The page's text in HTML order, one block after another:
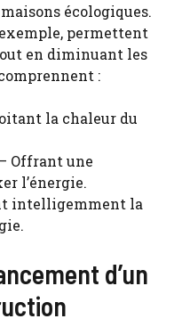
écologiques.
permettent
en diminuant les
:
la chaleur du
– Offrant une
l’énergie.
intelligemment la
d’un